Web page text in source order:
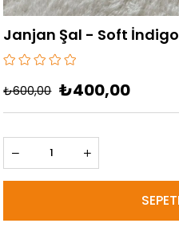
Janjan Şal - Soft İndigo
₺600,00 ₺400,00